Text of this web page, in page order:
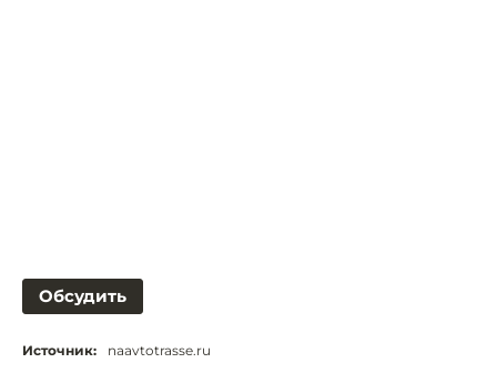
Обсудить
Источник: naavtotrasse.ru